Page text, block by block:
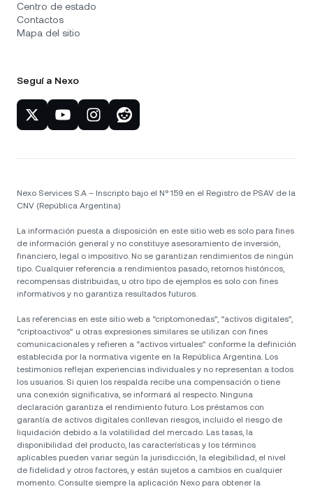
Centro de estado
Contactos
Mapa del sitio
Seguí a Nexo
Nexo Services S.A – Inscripto bajo el N° 159 en el Registro de PSAV de la
CNV (República Argentina)
La información puesta a disposición en este sitio web es solo para fines
de información general y no constituye asesoramiento de inversión,
financiero, legal o impositivo. No se garantizan rendimientos de ningún
tipo. Cualquier referencia a rendimientos pasado, retornos históricos,
recompensas distribuidas, u otro tipo de ejemplos es solo con fines
informativos y no garantiza resultados futuros.
Las referencias en este sitio web a “criptomonedas”, “activos digitales”,
“criptoactivos” u otras expresiones similares se utilizan con fines
comunicacionales y refieren a “activos virtuales” conforme la definición
establecida por la normativa vigente en la República Argentina. Los
testimonios reflejan experiencias individuales y no representan a todos
los usuarios. Si quien los respalda recibe una compensación o tiene
una conexión significativa, se informará al respecto. Ninguna
declaración garantiza el rendimiento futuro. Los préstamos con
garantía de activos digitales conllevan riesgos, incluido el riesgo de
liquidación debido a la volatilidad del mercado. Las tasas, la
disponibilidad del producto, las características y los términos
aplicables pueden variar según la jurisdicción, la elegibilidad, el nivel
de fidelidad y otros factores, y están sujetos a cambios en cualquier
momento. Consulte siempre la aplicación Nexo para obtener la